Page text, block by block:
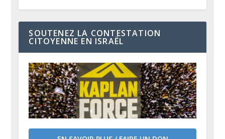
SOUTENEZ LA CONTESTATION
CITOYENNE EN ISRAËL